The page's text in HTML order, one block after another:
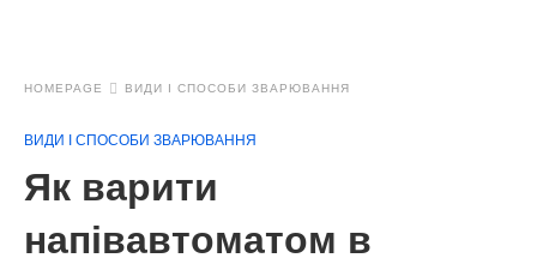
HOMEPAGE ВИДИ І СПОСОБИ ЗВАРЮВАННЯ
ВИДИ І СПОСОБИ ЗВАРЮВАННЯ
Як варити
напівавтоматом в